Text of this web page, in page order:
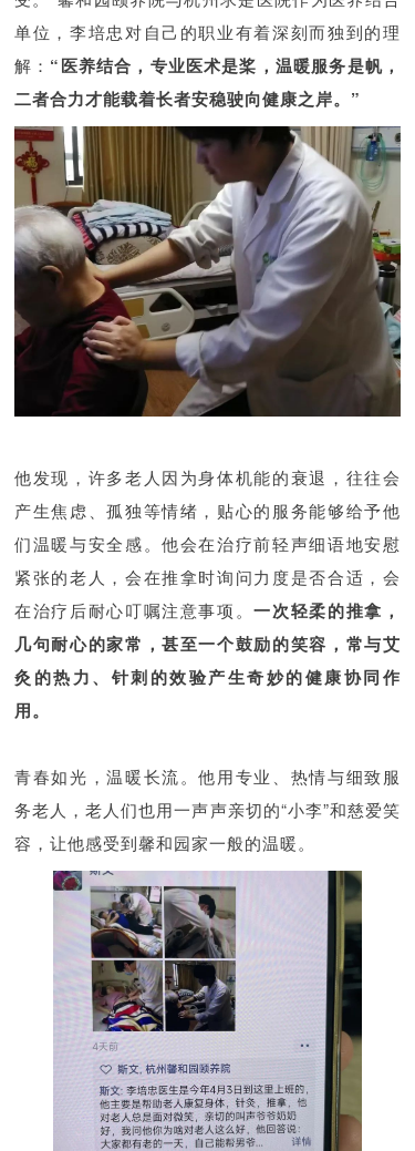
单位，李培忠对自己的职业有着深刻而独到的理
解： “医养结合，专业医术是桨，温暖服务是帆，
二者合力才能载着长者安稳驶向健康之岸。”
他发现，许多老人因为身体机能的衰退，往往会
产生焦虑、孤独等情绪，贴心的服务能够给予他
们温暖与安全感。他会在治疗前轻声细语地安慰
紧张的老人，会在推拿时询问力度是否合适，会
在治疗后耐心叮嘱注意事项。一次轻柔的推拿，
几句耐心的家常，甚至一个鼓励的笑容，常与艾
灸的热力、针刺的效验产生奇妙的健康协同作
用。
青春如光，温暖长流。他用专业、热情与细致服
务老人，老人们也用一声声亲切的“小李”和慈爱笑
容，让他感受到馨和园家一般的温暖。